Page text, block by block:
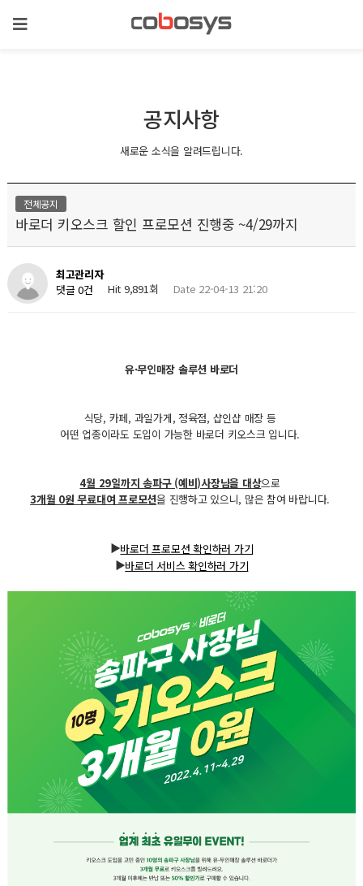
공지사항
새로운 소식을 알려드립니다.
전체공지
바로더 키오스크 할인 프로모션 진행중 ~4/29까지
최고관리자
댓글 0건
Hit 9,891회 Date 22-04-13 21:20
유·무인매장 솔루션 바로더
식당, 카페, 과일가게, 정육점, 샵인샵 매장 등
어떤 업종이라도 도입이 가능한 바로더 키오스크 입니다.
4월 29일까지 송파구 (예비)사장님을 대상으로
3개월 0원 무료대여 프로모션을 진행하고 있으니, 많은 참여 바랍니다.
▶바로더 프로모션 확인하러 가기
▶바로더 서비스 확인하러 가기